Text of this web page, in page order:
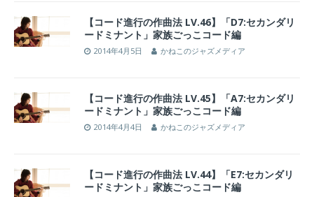
【コード進行の作曲法 LV.46】「D7:セカンダリ
ードミナント」家族ごっこコード編
2014年4月5日 かねこのジャズメディア
【コード進行の作曲法 LV.45】「A7:セカンダリ
ードミナント」家族ごっこコード編
2014年4月4日 かねこのジャズメディア
【コード進行の作曲法 LV.44】「E7:セカンダリ
ードミナント」家族ごっこコード編